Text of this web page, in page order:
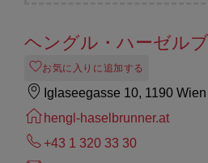
ヘングル・ハーゼル
お気に入りに追加する
Iglaseegasse 10, 1190 Wien
hengl-haselbrunner.at
+43 1 320 33 30